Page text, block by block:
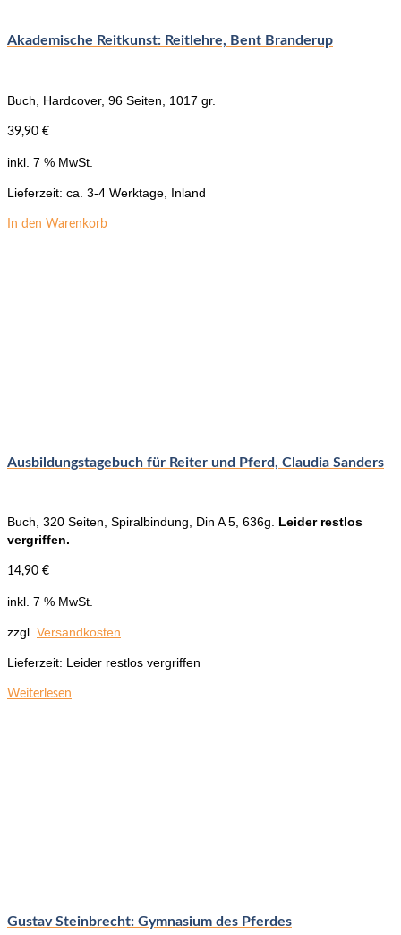
Akademische Reitkunst: Reitlehre, Bent Branderup
Buch, Hardcover, 96 Seiten, 1017 gr.
39,90 €
inkl. 7 % MwSt.
Lieferzeit: ca. 3-4 Werktage, Inland
In den Warenkorb
Ausbildungstagebuch für Reiter und Pferd, Claudia Sanders
Buch, 320 Seiten, Spiralbindung, Din A 5, 636g. Leider restlos
vergriffen.
14,90 €
inkl. 7 % MwSt.
zzgl. Versandkosten
Lieferzeit: Leider restlos vergriffen
Weiterlesen
Gustav Steinbrecht: Gymnasium des Pferdes